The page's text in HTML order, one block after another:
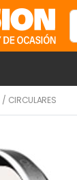
/ CIRCULARES